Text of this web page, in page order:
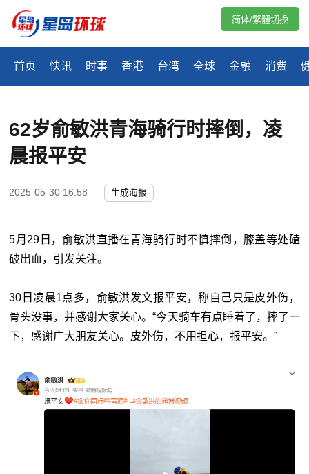
首页 快讯 时事 香港 台湾 全球 金融 消费
简体/繁體切換
62岁俞敏洪青海骑行时摔倒，凌
晨报平安
2025-05-30 16:58 生成海报
5月29日，俞敏洪直播在青海骑行时不慎摔倒，膝盖等处磕
破出血，引发关注。
30日凌晨1点多，俞敏洪发文报平安，称自己只是皮外伤，
骨头没事，并感谢大家关心。“今天骑车有点睡着了，摔了一
下，感谢广大朋友关心。皮外伤，不用担心，报平安。”